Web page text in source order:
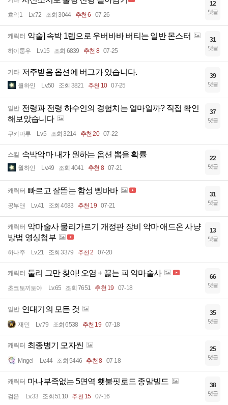
흐익1 Lv.72 조회 3044 추천 6 07-26
12
댓글
캐릭터 악술] 속박 1렙으로 우버바바 버티는 일반 몬스터
하이룽우 Lv.15 조회 6839 추천 8 07-25
31
댓글
기타 저주받음 옵션에 버그가 있습니다.
월하인 Lv.50 조회 3821 추천 10 07-25
39
댓글
일반 전령과 전령 하수인의 경험치는 얼마일까? 직접 확인
해보았습니다
쿠키마루 Lv.5 조회 3214 추천 20 07-22
37
댓글
스킬 속박악마 내가 원하는 옵션 뽑을 확률
월하인 Lv.49 조회 4041 추천 8 07-21
22
댓글
캐릭터 빠르고 잘뜯는 함성 삥바바
공부맨 Lv.41 조회 4683 추천 19 07-21
31
댓글
캐릭터 악마술사 물리가르기 개정판 장비 악마 애드온 사냥
방법 영싱첨부
하나주 Lv.21 조회 3379 추천 2 07-20
13
댓글
캐릭터 둘리 그만 찾아! 오염 + 끓는 피 악마술사
초코토끼토야 Lv.65 조회 7651 추천 19 07-18
66
댓글
일반 연대기의 모든 것
재민 Lv.79 조회 6538 추천 19 07-18
35
댓글
캐릭터 최종병기 모자씬
Mngel Lv.44 조회 5446 추천 8 07-18
25
댓글
캐릭터 마나부족없는 5면역 횃불핏로드 종말빌드
검은 Lv.33 조회 5110 추천 15 07-16
38
댓글